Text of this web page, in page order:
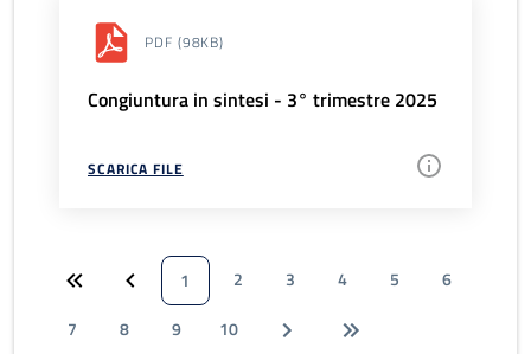
PDF (98KB)
Congiuntura in sintesi - 3° trimestre 2025
SCARICA FILE
1 2 3 4 5
6
7
8 9 10